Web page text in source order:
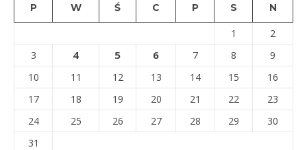
P W Ś C P S N
1
2
3
4 5 6 7 8
9
10
11 12 13 14 15
16
17
18 19 20 21 22
23
24
25 26 27 28 29
30
31